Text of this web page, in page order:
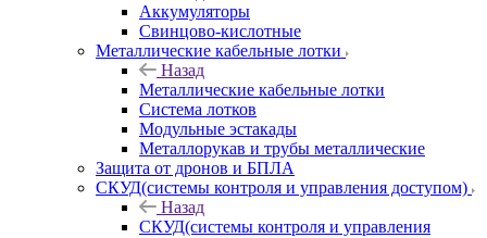
Аккумуляторы
Свинцово-кислотные
Металлические кабельные лотки
Назад
Металлические кабельные лотки
Система лотков
Модульные эстакады
Металлорукав и трубы металлические
Защита от дронов и БПЛА
СКУД(системы контроля и управления доступом)
Назад
СКУД(системы контроля и управления